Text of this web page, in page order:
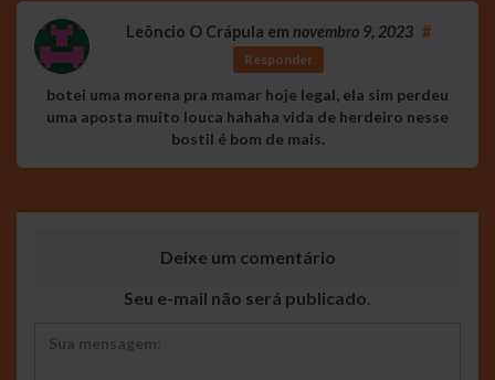
Leôncio O Crápula em novembro 9, 2023 #
Responder
botei uma morena pra mamar hoje legal, ela sim perdeu
uma aposta muito louca hahaha vida de herdeiro nesse
bostil é bom de mais.
Deixe um comentário
Seu e-mail não será publicado.